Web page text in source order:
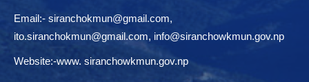
Email:- siranchokmun@gmail.com,
ito.siranchokmun@gmail.com, info@siranchowkmun.gov.np
Website:-www. siranchowkmun.gov.np